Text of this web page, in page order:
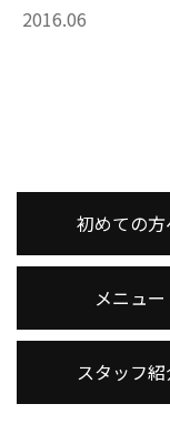
2016.06
初めての方
メニュー
スタッフ